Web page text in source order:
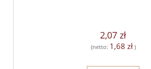
2,07 zł
(netto: 1,68 zł)